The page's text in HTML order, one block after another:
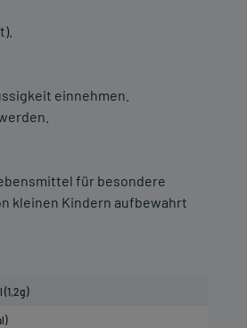
einnehmen.
für besondere
kleinen Kindern aufbewahrt
(1,2g)